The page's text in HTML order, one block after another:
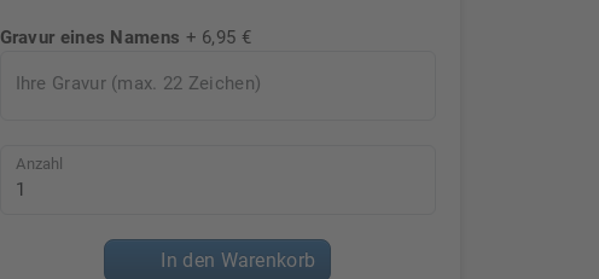
Gravur eines Namens + 6,95 €
Ihre Gravur (max. 22 Zeichen)
Anzahl
In den Warenkorb